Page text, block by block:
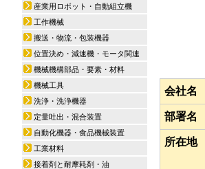
会社名
部署名
所在地
産業用ロボット・自動組立機
工作機械
搬送・物流・包装機器
位置決め・減速機・モータ関連
機械機構部品・要素・材料
機械工具
洗浄・洗浄機器
定量吐出・混合装置
自動化機器・食品機械装置
工業材料
接着剤と耐摩耗剤・油